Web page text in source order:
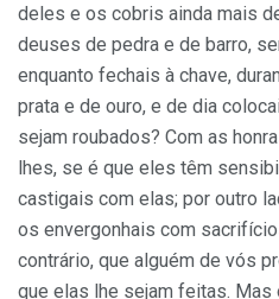
deles e os cobris ainda mais
deuses de pedra e de barro,
enquanto fechais à chave,
prata e de ouro, e de dia
sejam roubados? Com as
lhes, se é que eles têm
castigais com elas; por outro
os envergonhais com
contrário, que alguém de vós
que elas lhe sejam feitas. Mas